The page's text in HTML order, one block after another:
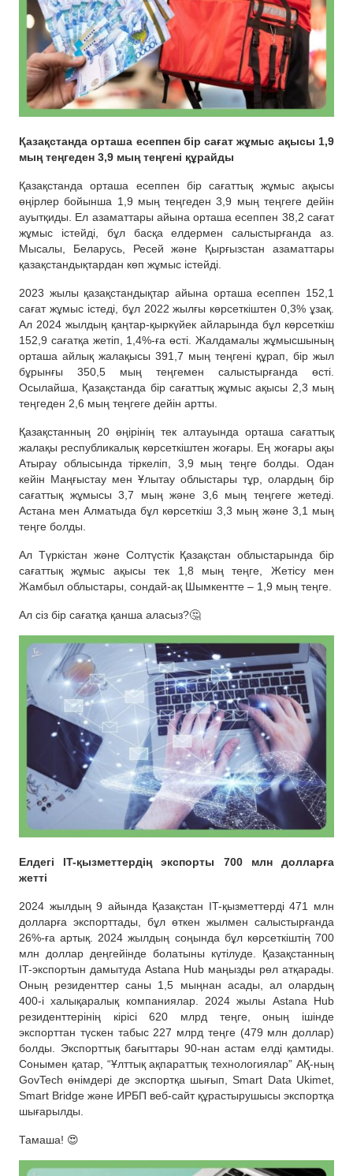
Қазақстанда орташа есеппен бір сағат жұмыс ақысы 1,9
мың теңгеден 3,9 мың теңгені құрайды
Қазақстанда орташа есеппен бір сағаттық жұмыс ақысы
өңірлер бойынша 1,9 мың теңгеден 3,9 мың теңгеге дейін
ауытқиды. Ел азаматтары айына орташа есеппен 38,2 сағат
жұмыс істейді, бұл басқа елдермен салыстырғанда аз.
Мысалы, Беларусь, Ресей және Қырғызстан азаматтары
қазақстандықтардан көп жұмыс істейді.
2023 жылы қазақстандықтар айына орташа есеппен 152,1
сағат жұмыс істеді, бұл 2022 жылғы көрсеткіштен 0,3% ұзақ.
Ал 2024 жылдың қаңтар-қыркүйек айларында бұл көрсеткіш
152,9 сағатқа жетіп, 1,4%-ға өсті. Жалдамалы жұмысшының
орташа айлық жалақысы 391,7 мың теңгені құрап, бір жыл
бұрынғы 350,5 мың теңгемен салыстырғанда өсті.
Осылайша, Қазақстанда бір сағаттық жұмыс ақысы 2,3 мың
теңгеден 2,6 мың теңгеге дейін артты.
Қазақстанның 20 өңірінің тек алтауында орташа сағаттық
жалақы республикалық көрсеткіштен жоғары. Ең жоғары ақы
Атырау облысында тіркеліп, 3,9 мың теңге болды. Одан
кейін Маңғыстау мен Ұлытау облыстары тұр, олардың бір
сағаттық жұмысы 3,7 мың және 3,6 мың теңгеге жетеді.
Астана мен Алматыда бұл көрсеткіш 3,3 мың және 3,1 мың
теңге болды.
Ал Түркістан және Солтүстік Қазақстан облыстарында бір
сағаттық жұмыс ақысы тек 1,8 мың теңге, Жетісу мен
Жамбыл облыстары, сондай-ақ Шымкентте – 1,9 мың теңге.
Ал сіз бір сағатқа қанша аласыз?🤔
Елдегі IT-қызметтердің экспорты 700 млн долларға
жетті
2024 жылдың 9 айында Қазақстан IT-қызметтерді 471 млн
долларға экспорттады, бұл өткен жылмен салыстырғанда
26%-ға артық. 2024 жылдың соңында бұл көрсеткіштің 700
млн доллар деңгейінде болатыны күтілуде. Қазақстанның
IT-экспортын дамытуда Astana Hub маңызды рөл атқарады.
Оның резиденттер саны 1,5 мыңнан асады, ал олардың
400-і халықаралық компаниялар. 2024 жылы Astana Hub
резиденттерінің кірісі 620 млрд теңге, оның ішінде
экспорттан түскен табыс 227 млрд теңге (479 млн доллар)
болды. Экспорттық бағыттары 90-нан астам елді қамтиды.
Сонымен қатар, “Ұлттық ақпараттық технологиялар” АҚ-ның
GovTech өнімдері де экспортқа шығып, Smart Data Ukimet,
Smart Bridge және ИРБП веб-сайт құрастырушысы экспортқа
шығарылды.
Тамаша! 😍